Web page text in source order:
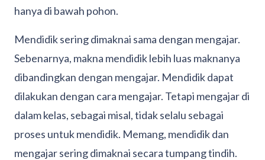
hanya di bawah pohon.
Mendidik sering dimaknai sama dengan mengajar.
Sebenarnya, makna mendidik lebih luas maknanya
dibandingkan dengan mengajar. Mendidik dapat
dilakukan dengan cara mengajar. Tetapi mengajar di
dalam kelas, sebagai misal, tidak selalu sebagai
proses untuk mendidik. Memang, mendidik dan
mengajar sering dimaknai secara tumpang tindih.